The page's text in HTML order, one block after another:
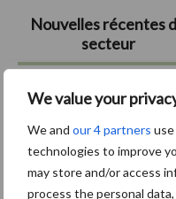
We value your
We and our 4 partners
technologies to improve
may store and/or access
process the personal
Barre
latérale
Nouvelles récentes
secteur
5 Août
Le
4 Août